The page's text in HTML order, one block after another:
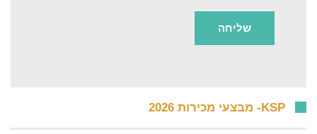
KSP- מבצעי מכירות 2026